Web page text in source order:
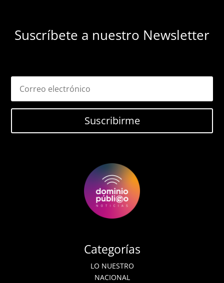
Suscríbete a nuestro Newsletter
Suscribirme
Categorías
LO NUESTRO
NACIONAL